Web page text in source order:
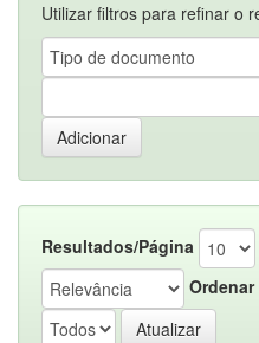
Utilizar filtros para refinar o
Resultados/Página
Ordenar